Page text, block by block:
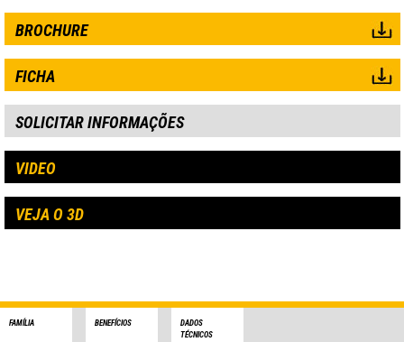
BROCHURE
FICHA
SOLICITAR INFORMAÇÕES
VIDEO
VEJA O 3D
FAMÍLIA BENEFÍCIOS
DADOS
TÉCNICOS